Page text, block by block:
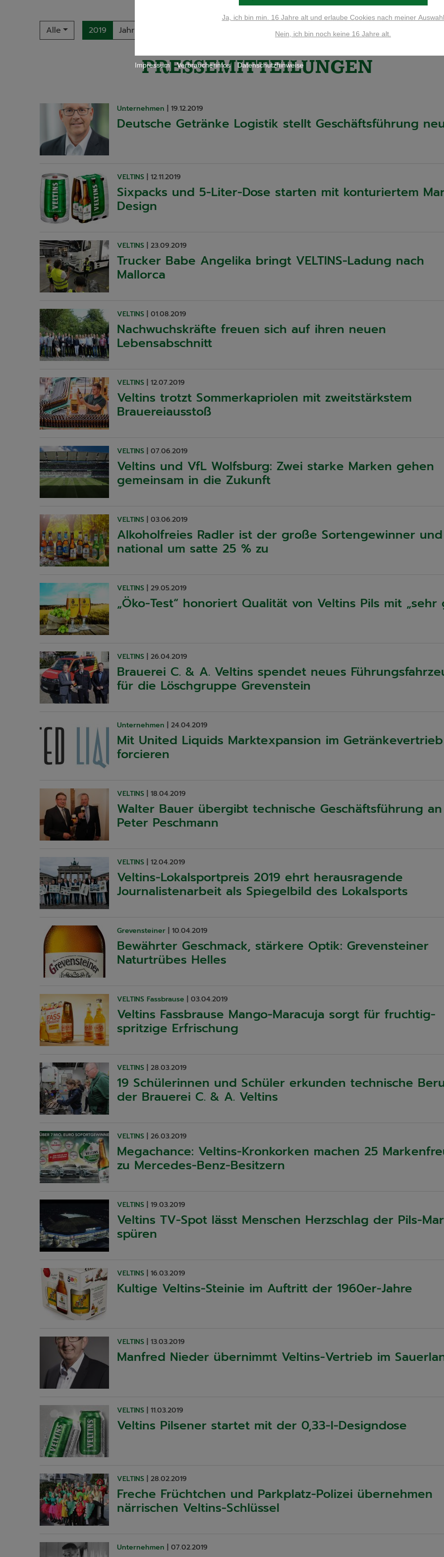
Alle 2019 Jahr 36 Einträge pro
PRESSEMITTEILUNGEN
Unternehmen 19.12.2019
Deutsche Getränke Logistik stellt Geschäftsführung
VELTINS 12.11.2019
Sixpacks und 5-Liter-Dose starten mit konturiertem
Design
VELTINS 23.09.2019
Trucker Babe Angelika bringt VELTINS-Ladung nach
Mallorca
VELTINS 01.08.2019
Nachwuchskräfte freuen sich auf ihren neuen
Lebensabschnitt
VELTINS 12.07.2019
Veltins trotzt Sommerkapriolen mit zweitstärkstem
Brauereiausstoß
VELTINS 07.06.2019
Veltins und VfL Wolfsburg: Zwei starke Marken gehen
gemeinsam in die Zukunft
VELTINS 03.06.2019
Alkoholfreies Radler ist der große Sortengewinner
national um satte 25 % zu
VELTINS 29.05.2019
„Öko-Test“ honoriert Qualität von Veltins Pils mit „sehr
VELTINS 26.04.2019
Brauerei C. & A. Veltins spendet neues
für die Löschgruppe Grevenstein
Unternehmen 24.04.2019
Mit United Liquids Marktexpansion im Getränkevertrieb
forcieren
VELTINS 18.04.2019
Walter Bauer übergibt technische Geschäftsführung an
Peter Peschmann
VELTINS 12.04.2019
Veltins-Lokalsportpreis 2019 ehrt herausragende
Journalistenarbeit als Spiegelbild des Lokalsports
Grevensteiner 10.04.2019
Bewährter Geschmack, stärkere Optik: Grevensteiner
Naturtrübes Helles
VELTINS Fassbrause 03.04.2019
Veltins Fassbrause Mango-Maracuja sorgt für fruchtig-
spritzige Erfrischung
VELTINS 28.03.2019
19 Schülerinnen und Schüler erkunden technische
der Brauerei C. & A. Veltins
VELTINS 26.03.2019
Megachance: Veltins-Kronkorken machen 25
zu Mercedes-Benz-Besitzern
VELTINS 19.03.2019
Veltins TV-Spot lässt Menschen Herzschlag der Pils-
spüren
VELTINS 16.03.2019
Kultige Veltins-Steinie im Auftritt der 1960er-Jahre
VELTINS 13.03.2019
Manfred Nieder übernimmt Veltins-Vertrieb im
VELTINS 11.03.2019
Veltins Pilsener startet mit der 0,33-l-Designdose
VELTINS 28.02.2019
Freche Früchtchen und Parkplatz-Polizei übernehmen
närrischen Veltins-Schlüssel
Unternehmen 07.02.2019
Ja, ich bin min. 16 Jahre alt und erlaube Cookies nach meiner Auswahl
Nein, ich bin noch keine 16 Jahre alt.
Impressum Verbraucherinfos Datenschutzhinweise